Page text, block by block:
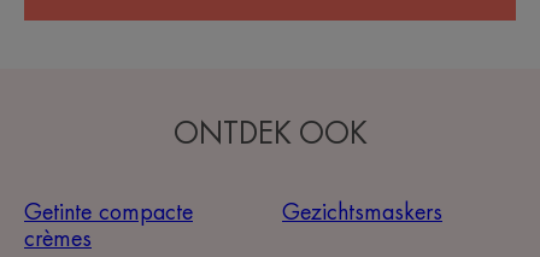
ONTDEK OOK
Getinte compacte
crèmes
Gezichtsmaskers